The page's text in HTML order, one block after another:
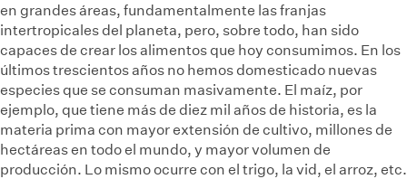
en grandes áreas, fundamentalmente las franjas
intertropicales del planeta, pero, sobre todo, han sido
capaces de crear los alimentos que hoy consumimos. En los
últimos trescientos años no hemos domesticado nuevas
especies que se consuman masivamente. El maíz, por
ejemplo, que tiene más de diez mil años de historia, es la
materia prima con mayor extensión de cultivo, millones de
hectáreas en todo el mundo, y mayor volumen de
producción. Lo mismo ocurre con el trigo, la vid, el arroz, etc.